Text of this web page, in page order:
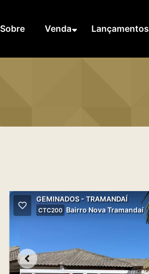
Sobre Venda Lançamentos
GEMINADOS - TRAMANDAÍ
CTC200 Bairro Nova Tramandaí